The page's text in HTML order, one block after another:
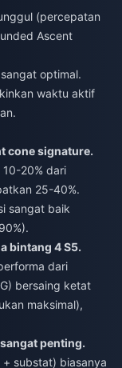
(percepatan
Ascent
optimal.
waktu aktif
cone signature.
20% dari
25-40%.
sangat baik
bintang 4 S5.
dari
bersaing ketat
maksimal),
penting.
substat) biasanya